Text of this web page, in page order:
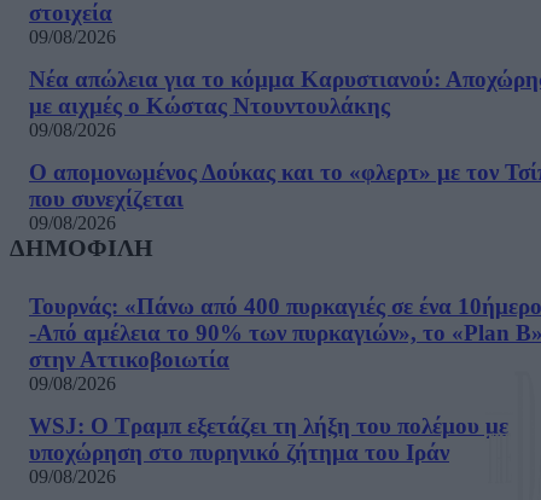
στοιχεία
09/08/2026
Νέα απώλεια για το κόμμα Καρυστιανού:
με αιχμές ο Κώστας Ντουντουλάκης
09/08/2026
Ο απομονωμένος Δούκας και το «φλερτ» με τον
που συνεχίζεται
09/08/2026
ΔΗΜΟΦΙΛΗ
Τουρνάς: «Πάνω από 400 πυρκαγιές σε ένα 10ήμερο
-Από αμέλεια το 90% των πυρκαγιών», το «Plan
στην Αττικοβοιωτία
09/08/2026
WSJ: Ο Τραμπ εξετάζει τη λήξη του πολέμου με
υποχώρηση στο πυρηνικό ζήτημα του Ιράν
09/08/2026